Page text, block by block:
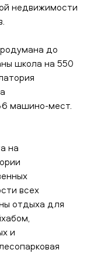
недвижимости
до
школа на 550
машино-мест.
на
всех
отдыха для
и